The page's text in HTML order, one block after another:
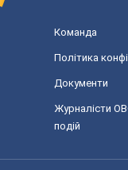
Команда
Політика
Документи
Журналісти
подій